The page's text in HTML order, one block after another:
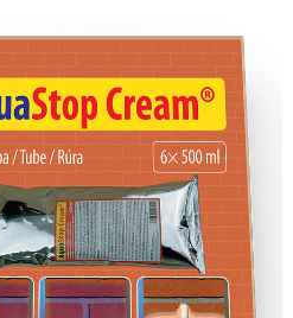
Injektážna pištoľ pre
balenie “saláma” s PET
rúrkou 500 mm
€14,50
+ PŘIDAT DO KOŠÍKU